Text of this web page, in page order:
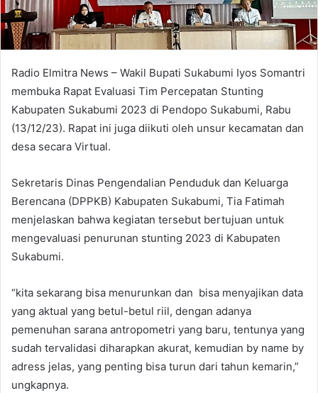
Radio Elmitra News – Wakil Bupati Sukabumi Iyos Somantri
membuka Rapat Evaluasi Tim Percepatan Stunting
Kabupaten Sukabumi 2023 di Pendopo Sukabumi, Rabu
(13/12/23). Rapat ini juga diikuti oleh unsur kecamatan dan
desa secara Virtual.
Sekretaris Dinas Pengendalian Penduduk dan Keluarga
Berencana (DPPKB) Kabupaten Sukabumi, Tia Fatimah
menjelaskan bahwa kegiatan tersebut bertujuan untuk
mengevaluasi penurunan stunting 2023 di Kabupaten
Sukabumi.
“kita sekarang bisa menurunkan dan bisa menyajikan data
yang aktual yang betul-betul riil, dengan adanya
pemenuhan sarana antropometri yang baru, tentunya yang
sudah tervalidasi diharapkan akurat, kemudian by name by
adress jelas, yang penting bisa turun dari tahun kemarin,”
ungkapnya.